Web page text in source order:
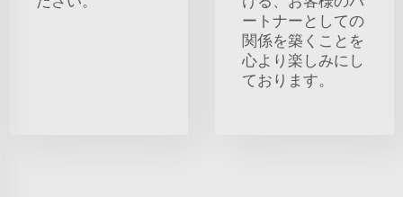
ートナーとしての
関係を築くことを
心より楽しみにし
ております。